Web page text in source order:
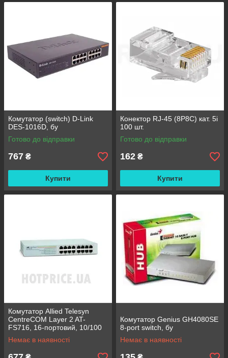
Комутатор (switch) D-Link
DES-1016D, бу
Готово до відправки
767 ₴
Купити
Конектор RJ-45 (8P8C) кат. 5і
100 шт.
Готово до відправки
162 ₴
Купити
Комутатор Allied Telesyn
CentreCOM Layer 2 AT-
FS716, 16-портовий, 10/100
Ethernet, бу
Немає в наявності
Комутатор Genius GH4080SE
8-port switch, бу
Немає в наявності